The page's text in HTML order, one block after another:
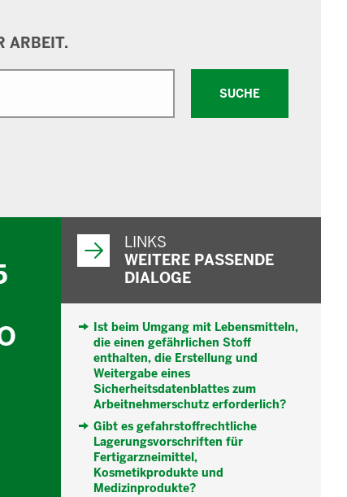
ARBEIT.
SUCHE
LINKS
WEITERE PASSENDE
DIALOGE
Ist beim Umgang mit Lebensmitteln,
die einen gefährlichen Stoff
enthalten, die Erstellung und
Weitergabe eines
Sicherheitsdatenblattes zum
Arbeitnehmerschutz erforderlich?
Gibt es gefahrstoffrechtliche
Lagerungsvorschriften für
Fertigarzneimittel,
Kosmetikprodukte und
Medizinprodukte?